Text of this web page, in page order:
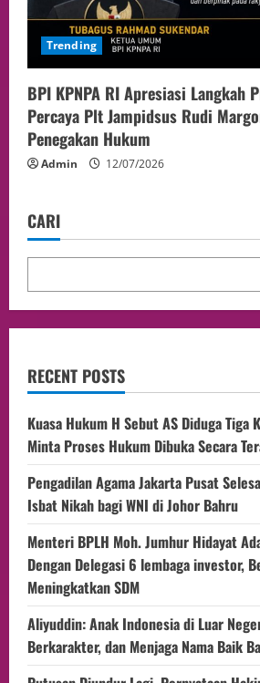
Trending
BPI KPNPA RI Apresiasi Langkah
Percaya Plt Jampidsus Rudi
Penegakan Hukum
Admin 12/07/2026
CARI
RECENT POSTS
Kuasa Hukum H Sebut AS Diduga Tiga
Minta Proses Hukum Dibuka Secara
Pengadilan Agama Jakarta Pusat
Isbat Nikah bagi WNI di Johor Bahru
Menteri BPLH Moh. Jumhur Hidayat
Dengan Delegasi 6 lembaga investor,
Meningkatkan SDM
Aliyuddin: Anak Indonesia di Luar
Berkarakter, dan Menjaga Nama Baik